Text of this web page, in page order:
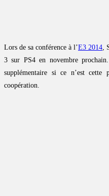
Lors de sa conférence à l’E3 2014,
3 sur PS4 en novembre
supplémentaire si ce n’est cette
coopération.